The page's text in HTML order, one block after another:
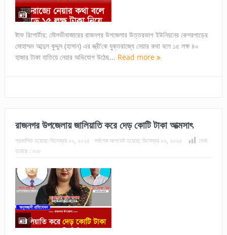
ষ্টাফ রিপোর্টার: মৌলভীবাজারের রাজনগর উপজেলার উত্তরভাগ ইউনিয়নের কেশরপাড়ের
মোহাম্মদ আব্দুল কুদ্দুস (হাসান) এর স্ত্রী’কে যুক্তরাজ্যে নেয়ার কথা বলে ১৫ লক্ষ ৪০
হাজার টাকা হাতিয়ে নেয়ার অভিযোগ উঠেছ... Read more
রাজনগর উপজেলায় জালিয়াতি করে দেড় কোটি টাকা আত্মসাৎ
প্রকাশিত হয়েছে: ডিসেম্বর ০২, ২০২৫ সর্বশেষ আপডেট হয়েছে: ডিসেম্বর ০২, ২০২৫
দেখা
হয়েছে : ৮১৮